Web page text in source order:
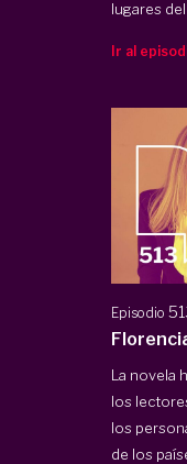
lugares del
Ir al
Episodio
La novela
los
los
de los